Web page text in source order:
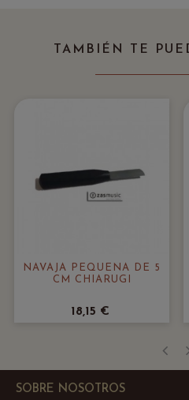
TAMBIÉN TE
NAVAJA PEQUEÑA DE 5
CM CHIARUGI
18,15 €
SOBRE NOSOTROS